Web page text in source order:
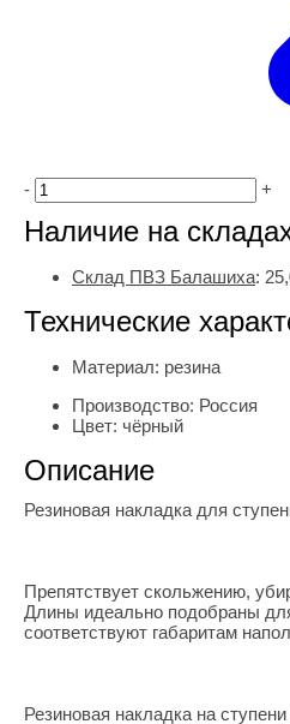
- +
Наличие на
Склад ПВЗ Балашиха:
Технические
Материал: резина
Производство: Россия
Цвет: чёрный
Описание
Резиновая накладка для
Препятствует скольжению,
Длины идеально подобраны
соответствуют габаритам
Резиновая накладка на ступени